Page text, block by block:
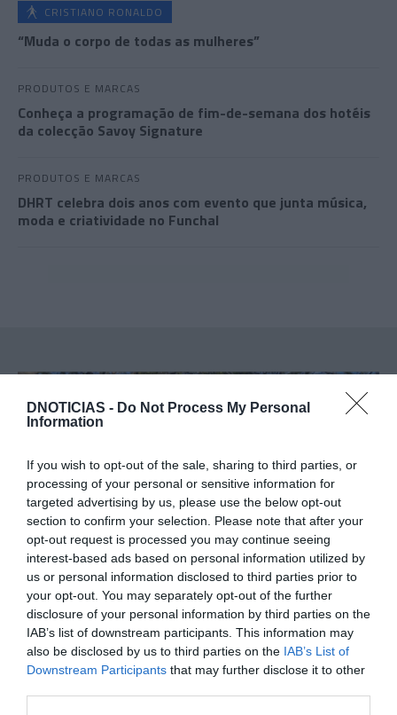
DNOTICIAS - Do Not Process My Personal
Information
If you wish to opt-out of the sale, sharing to third parties, or
processing of your personal or sensitive information for
targeted advertising by us, please use the below opt-out
section to confirm your selection. Please note that after your
opt-out request is processed you may continue seeing
interest-based ads based on personal information utilized by
us or personal information disclosed to third parties prior to
your opt-out. You may separately opt-out of the further
disclosure of your personal information by third parties on the
IAB’s list of downstream participants. This information may
also be disclosed by us to third parties on the IAB’s List of
Downstream Participants that may further disclose it to other
CRISTIANO RONALDO
“Muda o corpo de todas as mulheres”
PRODUTOS E MARCAS
Conheça a programação de fim-de-semana dos hotéis
da colecção Savoy Signature
PRODUTOS E MARCAS
DHRT celebra dois anos com evento que junta música,
moda e criatividade no Funchal
PRODUTOS E MARCAS
Barceló Funchal Oldtown celebra o Bordado
Madeira
21 Jul 11:44